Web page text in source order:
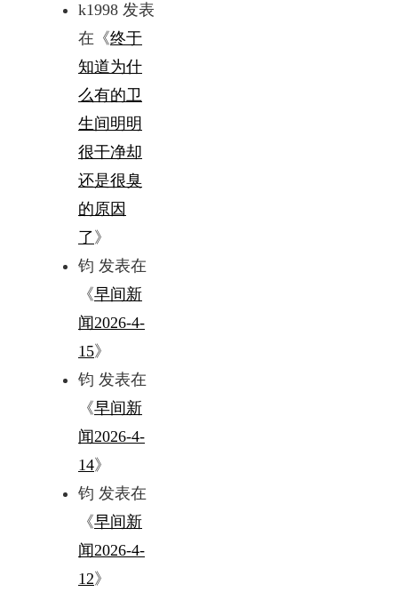
k1998 发表
在《终于
知道为什
么有的卫
生间明明
很干净却
还是很臭
的原因
了 》
钧 发表在
《早间新
闻2026-4-
15》
钧 发表在
《早间新
闻2026-4-
14》
钧 发表在
《早间新
闻2026-4-
12》